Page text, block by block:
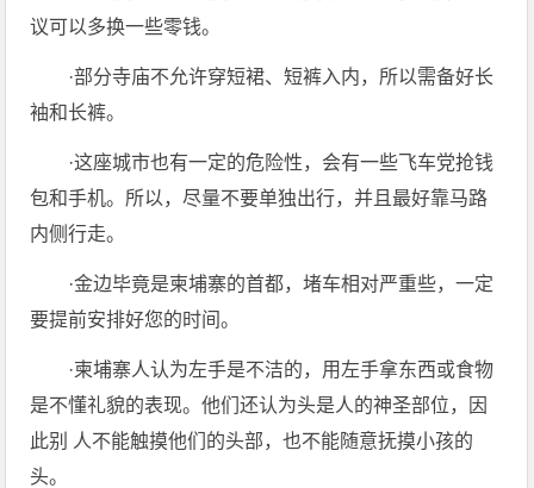
议可以多换一些零钱。
·部分寺庙不允许穿短裙、短裤入内，所以需备好长
袖和长裤。
·这座城市也有一定的危险性，会有一些飞车党抢钱
包和手机。所以，尽量不要单独出行，并且最好靠马路
内侧行走。
·金边毕竟是柬埔寨的首都，堵车相对严重些，一定
要提前安排好您的时间。
·柬埔寨人认为左手是不洁的，用左手拿东西或食物
是不懂礼貌的表现。他们还认为头是人的神圣部位，因
此别 人不能触摸他们的头部，也不能随意抚摸小孩的
头。